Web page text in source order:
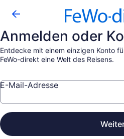
Anmelden oder
Entdecke mit einem einzigen Konto
FeWo-direkt eine Welt des Reisens.
E-Mail-Adresse